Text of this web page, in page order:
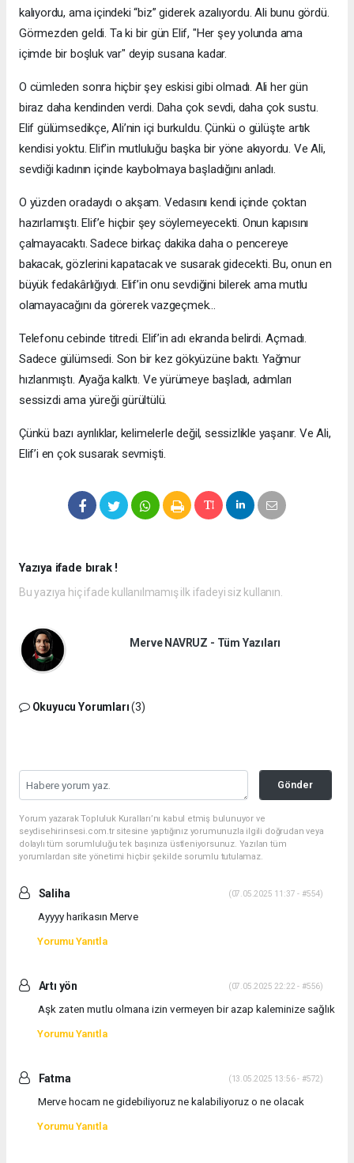
kalıyordu, ama içindeki “biz” giderek azalıyordu. Ali bunu gördü.
Görmezden geldi. Ta ki bir gün Elif, "Her şey yolunda ama
içimde bir boşluk var" deyip susana kadar.
O cümleden sonra hiçbir şey eskisi gibi olmadı. Ali her gün
biraz daha kendinden verdi. Daha çok sevdi, daha çok sustu.
Elif gülümsedikçe, Ali’nin içi burkuldu. Çünkü o gülüşte artık
kendisi yoktu. Elif’in mutluluğu başka bir yöne akıyordu. Ve Ali,
sevdiği kadının içinde kaybolmaya başladığını anladı.
O yüzden oradaydı o akşam. Vedasını kendi içinde çoktan
hazırlamıştı. Elif’e hiçbir şey söylemeyecekti. Onun kapısını
çalmayacaktı. Sadece birkaç dakika daha o pencereye
bakacak, gözlerini kapatacak ve susarak gidecekti. Bu, onun en
büyük fedakârlığıydı. Elif’in onu sevdiğini bilerek ama mutlu
olamayacağını da görerek vazgeçmek…
Telefonu cebinde titredi. Elif’in adı ekranda belirdi. Açmadı.
Sadece gülümsedi. Son bir kez gökyüzüne baktı. Yağmur
hızlanmıştı. Ayağa kalktı. Ve yürümeye başladı, adımları
sessizdi ama yüreği gürültülü.
Çünkü bazı ayrılıklar, kelimelerle değil, sessizlikle yaşanır. Ve Ali,
Elif’i en çok susarak sevmişti.
Yazıya ifade bırak !
Bu yazıya hiç ifade kullanılmamış ilk ifadeyi siz kullanın.
Merve NAVRUZ - Tüm Yazıları
Okuyucu Yorumları(3)
Gönder
Yorum yazarak Topluluk Kuralları’nı kabul etmiş bulunuyor ve
seydisehirinsesi.com.tr sitesine yaptığınız yorumunuzla ilgili doğrudan veya
dolaylı tüm sorumluluğu tek başınıza üstleniyorsunuz. Yazılan tüm
yorumlardan site yönetimi hiçbir şekilde sorumlu tutulamaz.
Saliha (07.05.2025 11:37 - #554)
Ayyyy harikasın Merve
Yorumu Yanıtla
Artı yön (07.05.2025 22:22 - #556)
Aşk zaten mutlu olmana izin vermeyen bir azap kaleminize sağlık
Yorumu Yanıtla
Fatma (13.05.2025 13:56 - #572)
Merve hocam ne gidebiliyoruz ne kalabiliyoruz o ne olacak
Yorumu Yanıtla